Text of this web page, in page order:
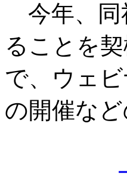
今年、同
ることを
で、ウェ
の開催な